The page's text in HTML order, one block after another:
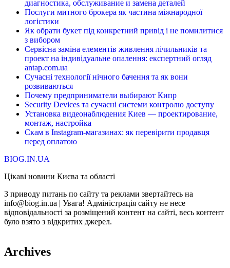
диагностика, обслуживание и замена деталей
Послуги митного брокера як частина міжнародної
логістики
Як обрати букет під конкретний привід і не помилитися
з вибором
Сервісна заміна елементів живлення лічильників та
проект на індивідуальне опалення: експертний огляд
antap.com.ua
Сучасні технології нічного бачення та як вони
розвиваються
Почему предприниматели выбирают Кипр
Security Devices та сучасні системи контролю доступу
Установка видеонаблюдения Киев — проектирование,
монтаж, настройка
Скам в Instagram-магазинах: як перевірити продавця
перед оплатою
BIOG.IN.UA
Цікаві новини Києва та області
З приводу питань по сайту та реклами звертайтесь на
info@biog.in.ua | Увага! Адміністрація сайту не несе
відповідальності за розміщений контент на сайті, весь контент
було взято з відкритих джерел.
Archives